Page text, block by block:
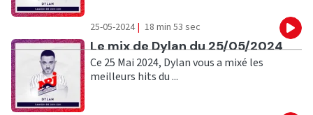
25-05-2024 | 18 min 53 sec
Ecouter
Le mix de Dylan du 25/05/2024
Ce 25 Mai 2024, Dylan vous a mixé les
meilleurs hits du ...